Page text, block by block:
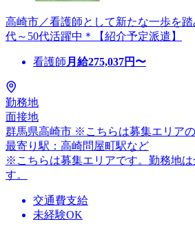
高崎市／看護師として新たな一歩を
代～50代活躍中＊【紹介予定派遣】
看護師 月給275,037円〜
勤務地
面接地
群馬県高崎市 ※こちらは募集エリアの
最寄り駅：高崎問屋町駅など
※こちらは募集エリアです。勤務地は
す。
交通費支給
未経験OK